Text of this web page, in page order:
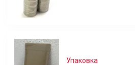
Упаковка